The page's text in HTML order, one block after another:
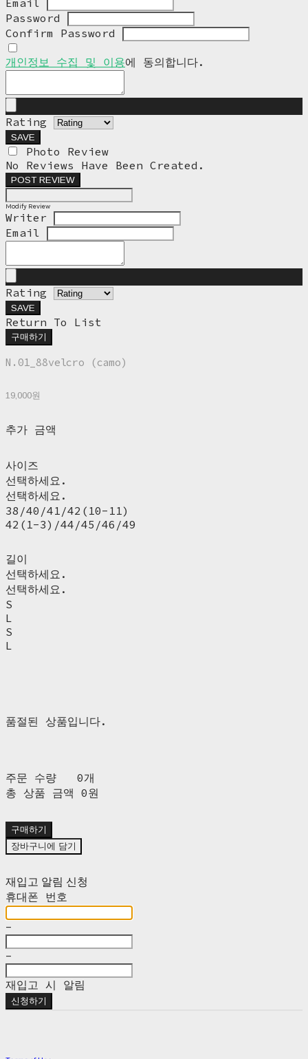
Email
Password
Confirm Password
개인정보 수집 및 이용에 동의합니다.
Rating
SAVE
Photo Review
No Reviews Have Been Created.
POST REVIEW
Modify Review
Writer
Email
Rating
SAVE
Return To List
구매하기
N.01_88velcro (camo)
19,000원
추가 금액
사이즈
선택하세요.
선택하세요.
38/40/41/42(10-11)
42(1-3)/44/45/46/49
길이
선택하세요.
선택하세요.
S
L
S
L
품절된 상품입니다.
주문 수량
0개
총 상품 금액 0원
구매하기
장바구니에 담기
재입고 알림 신청
휴대폰 번호
-
-
재입고 시 알림
신청하기